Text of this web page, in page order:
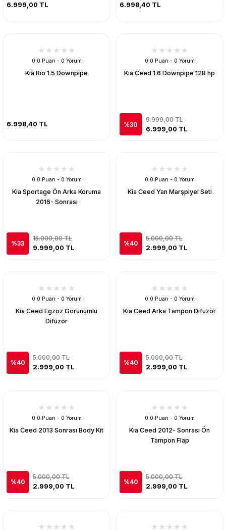
6.999,00 TL 6.998,40 TL
0.0 Puan - 0 Yorum
Kia Rio 1.5 Downpipe
6.998,40 TL
0.0 Puan - 0 Yorum
Kia Ceed 1.6 Downpipe 128 hp
%30
9.999,00 TL
6.999,00 TL
0.0 Puan - 0 Yorum
Kia Sportage Ön Arka Koruma
2016- Sonrası
%33
15.000,00 TL
9.999,00 TL
0.0 Puan - 0 Yorum
Kia Ceed Yan Marşpiyel Seti
%40
5.000,00 TL
2.999,00 TL
0.0 Puan - 0 Yorum
Kia Ceed Egzoz Görünümlü
Difüzör
%40
5.000,00 TL
2.999,00 TL
0.0 Puan - 0 Yorum
Kia Ceed Arka Tampon Difüzör
%40
5.000,00 TL
2.999,00 TL
0.0 Puan - 0 Yorum
Kia Ceed 2013 Sonrası Body Kit
%40
5.000,00 TL
2.999,00 TL
0.0 Puan - 0 Yorum
Kia Ceed 2012- Sonrası Ön
Tampon Flap
%40
5.000,00 TL
2.999,00 TL